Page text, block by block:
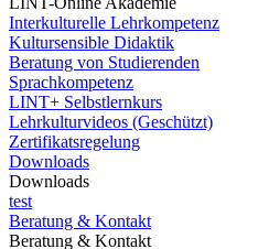
Interkulturelle Lehrkompetenz
Kultursensible Didaktik
Beratung von Studierenden
Sprachkompetenz
LINT+ Selbstlernkurs
Lehrkulturvideos (Geschützt)
Zertifikatsregelung
Downloads
Downloads
test
Beratung & Kontakt
Beratung & Kontakt